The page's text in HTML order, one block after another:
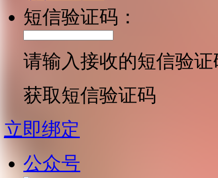
短信验证码：
请输入接收的短信验证
获取短信验证码
立即绑定
公众号